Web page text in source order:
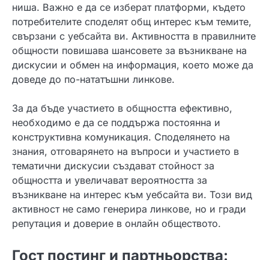
ниша. Важно е да се изберат платформи, където
потребителите споделят общ интерес към темите,
свързани с уебсайта ви. Активността в правилните
общности повишава шансовете за възникване на
дискусии и обмен на информация, което може да
доведе до по-нататъшни линкове.
За да бъде участието в общността ефективно,
необходимо е да се поддържа постоянна и
конструктивна комуникация. Споделянето на
знания, отговарянето на въпроси и участието в
тематични дискусии създават стойност за
общността и увеличават вероятността за
възникване на интерес към уебсайта ви. Този вид
активност не само генерира линкове, но и гради
репутация и доверие в онлайн обществото.
Гост постинг и партньорства: